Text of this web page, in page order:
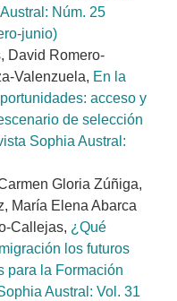
Núm. 25
junio)
David Romero-
Valenzuela, En la
acceso y
de selección
Sophia Austral:
Gloria Zúñiga,
María Elena Abarca
Callejas, ¿Qué
los futuros
para la Formación
Austral: Vol. 31